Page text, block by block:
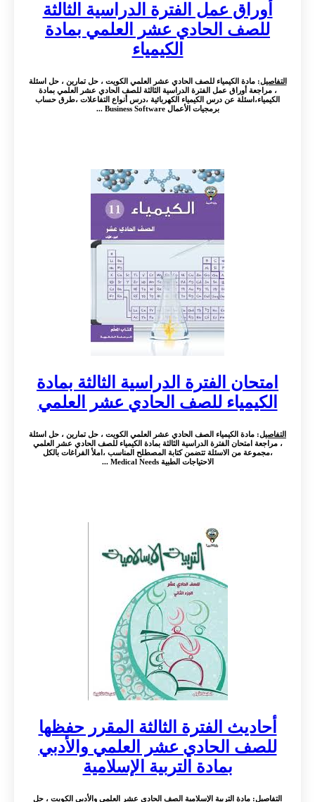
أوراق عمل الفترة الدراسية الثالثة
للصف الحادي عشر العلمي بمادة
الكيمياء
التفاصيل: مادة الكيمياء للصف الحادي عشر العلمي الكويت ، حل تمارين ، حل اسئلة
، مراجعة أوراق عمل الفترة الدراسية الثالثة للصف الحادي عشر العلمي بمادة
الكيمياء،اسئلة عن درس الكيمياء الكهربائية ،درس أنواع التفاعلات ،طرق حساب
برمجيات الأعمال Business Software ...
امتحان الفترة الدراسية الثالثة بمادة
الكيمياء للصف الحادي عشر العلمي
التفاصيل: مادة الكيمياء الصف الحادي عشر العلمي الكويت ، حل تمارين ، حل اسئلة
، مراجعة امتحان الفترة الدراسية الثالثة بمادة الكيمياء للصف الحادي عشر العلمي
،مجموعة من الاسئلة تتضمن كتابة المصطلح المناسب ،املأ الفراغات بالكل
الاحتياجات الطبية Medical Needs ...
أحاديث الفترة الثالثة المقرر حفظها
للصف الحادي عشر العلمي والأدبي
بمادة التربية الإسلامية
التفاصيل: مادة التربية الإسلامية الصف الحادي عشر العلمي والأدبي الكويت ، حل